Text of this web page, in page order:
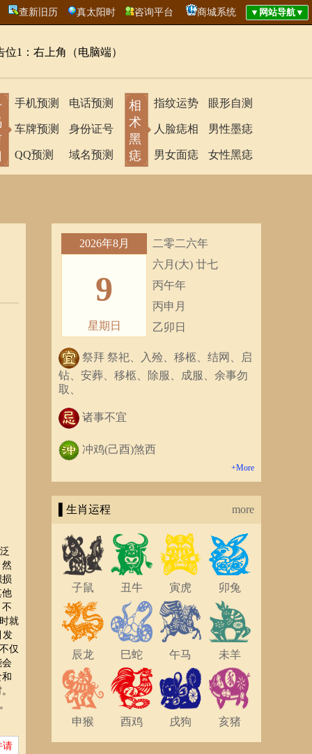
查新旧历 真太阳时 咨询平台 商城系统
位1：右上角（电脑端）
手机预测
车牌预测
QQ预测
电话预测
身份证号
域名预测
相
术
黑
痣
指纹运势
人脸痣相
男女面痣
眼形自测
男性墨痣
女性黑痣
他
就
发
仅
会
请
2026年8月
9
星期日
二零二六年
六月(大) 廿七
丙午年
丙申月
乙卯日
祭拜 祭祀、入殓、移柩、结网、启
钻、安葬、移柩、除服、成服、余事勿
取、
诸事不宜
冲鸡(己酉)煞西
+More
▌生肖运程 more
子鼠 丑牛 寅虎 卯兔
辰龙 巳蛇 午马 未羊
申猴 酉鸡 戌狗 亥猪